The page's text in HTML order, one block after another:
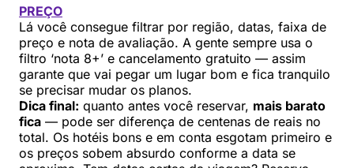
PREÇO
Lá você consegue filtrar por região, datas, faixa de
preço e nota de avaliação. A gente sempre usa o
filtro ‘nota 8+’ e cancelamento gratuito — assim
garante que vai pegar um lugar bom e fica tranquilo
se precisar mudar os planos.
Dica final: quanto antes você reservar, mais barato
fica — pode ser diferença de centenas de reais no
total. Os hotéis bons e em conta esgotam primeiro e
os preços sobem absurdo conforme a data se